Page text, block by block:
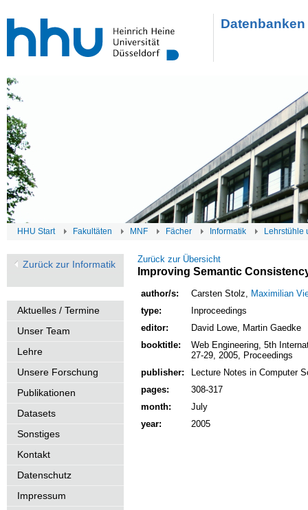
HHU Start Fakultäten MNF Fächer Informatik Lehrstühle
Zurück zur Informatik
Aktuelles / Termine
Unser Team
Lehre
Unsere Forschung
Publikationen
Datasets
Sonstiges
Kontakt
Datenschutz
Impressum
Zurück zur Übersicht
Improving Semantic
author/s: Carsten Stolz, Maximilian
type:
Inproceedings
editor:
David Lowe, Martin Gaedke
booktitle:
Web Engineering, 5th
27-29, 2005, Proceedings
publisher:
Lecture Notes in Computer
pages:
308-317
month:
July
year:
2005